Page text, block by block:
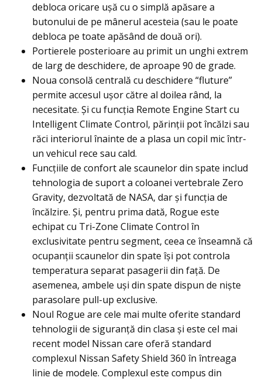
debloca oricare uşă cu o simplă apăsare a
butonului de pe mânerul acesteia (sau le poate
debloca pe toate apăsând de două ori).
Portierele posterioare au primit un unghi extrem
de larg de deschidere, de aproape 90 de grade.
Noua consolă centrală cu deschidere “fluture”
permite accesul ușor către al doilea rând, la
necesitate. Și cu funcţia Remote Engine Start cu
Intelligent Climate Control, părinții pot încălzi sau
răci interiorul înainte de a plasa un copil mic într-
un vehicul rece sau cald.
Funcțiile de confort ale scaunelor din spate includ
tehnologia de suport a coloanei vertebrale Zero
Gravity, dezvoltată de NASA, dar şi funcţia de
încălzire. Și, pentru prima dată, Rogue este
echipat cu Tri-Zone Climate Control în
exclusivitate pentru segment, ceea ce înseamnă că
ocupanții scaunelor din spate își pot controla
temperatura separat pasagerii din faţă. De
asemenea, ambele uși din spate dispun de nişte
parasolare pull-up exclusive.
Noul Rogue are cele mai multe oferite standard
tehnologii de siguranță din clasa și este cel mai
recent model Nissan care oferă standard
complexul Nissan Safety Shield 360 în întreaga
linie de modele. Complexul este compus din